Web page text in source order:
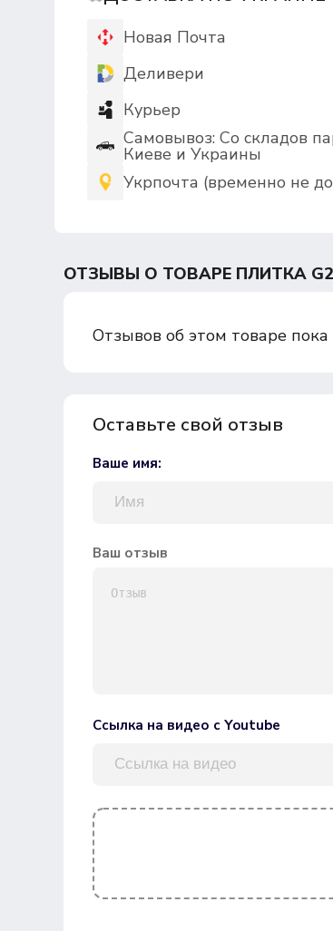
Новая Почта
Деливери
Курьер
Самовывоз: Со складов
Киеве и Украины
Укрпочта (временно не
ОТЗЫВЫ О ТОВАРЕ ПЛИТКА
Отзывов об этом товаре пока
Оставьте свой отзыв
Ваше имя:
Ваш отзыв
Ссылка на видео с Youtube